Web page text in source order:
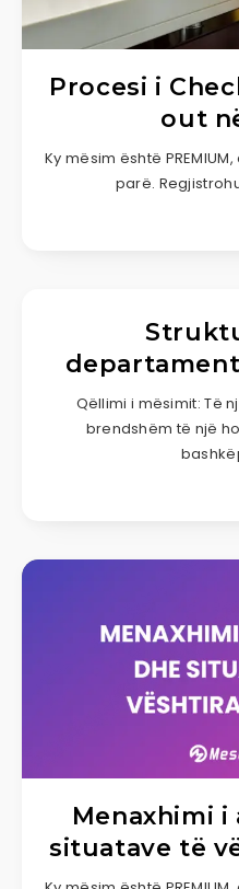
Procesi i
out
Ky mësim është
parë.
Qëllimi i mësimit: Të
brendshëm të një
Menaxhimi i
situatave të